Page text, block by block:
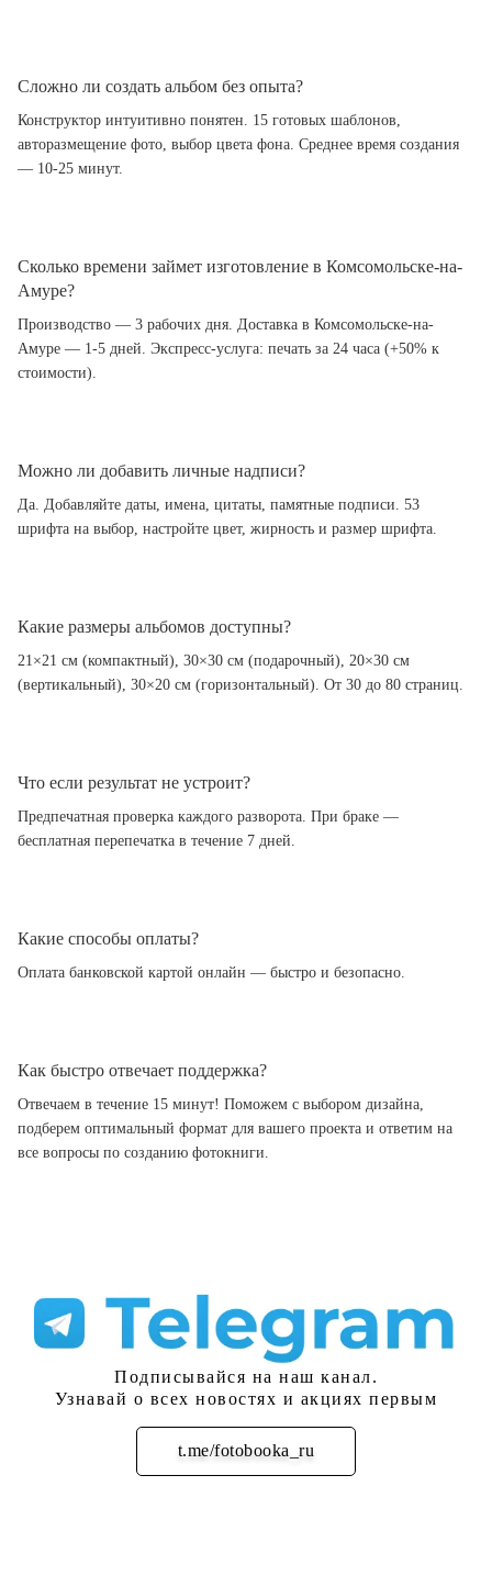
Сложно ли создать альбом без опыта?
Конструктор интуитивно понятен. 15 готовых шаблонов,
авторазмещение фото, выбор цвета фона. Среднее время создания
— 10-25 минут.
Сколько времени займет изготовление в Комсомольске-на-
Амуре?
Производство — 3 рабочих дня. Доставка в Комсомольске-на-
Амуре — 1-5 дней. Экспресс-услуга: печать за 24 часа (+50% к
стоимости).
Можно ли добавить личные надписи?
Да. Добавляйте даты, имена, цитаты, памятные подписи. 53
шрифта на выбор, настройте цвет, жирность и размер шрифта.
Какие размеры альбомов доступны?
21×21 см (компактный), 30×30 см (подарочный), 20×30 см
(вертикальный), 30×20 см (горизонтальный). От 30 до 80 страниц.
Что если результат не устроит?
Предпечатная проверка каждого разворота. При браке —
бесплатная перепечатка в течение 7 дней.
Какие способы оплаты?
Оплата банковской картой онлайн — быстро и безопасно.
Как быстро отвечает поддержка?
Отвечаем в течение 15 минут! Поможем с выбором дизайна,
подберем оптимальный формат для вашего проекта и ответим на
все вопросы по созданию фотокниги.
Подписывайся на наш канал.
Узнавай о всех новостях и акциях первым
t.me/fotobooka_ru
Подписаться